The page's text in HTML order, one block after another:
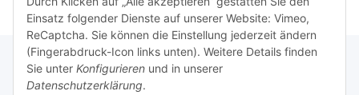
Einsatz folgender Dienste auf unserer Website: Vimeo,
ReCaptcha. Sie können die Einstellung jederzeit ändern
(Fingerabdruck-Icon links unten). Weitere Details finden
Sie unter Konfigurieren und in unserer
Datenschutzerklärung.